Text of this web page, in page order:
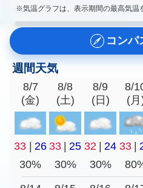
※気温グラフは、表示期間の最高気温
コンパ
週間天気
8/7
(金)
8/8
(土)
8/9
(日)
8/
(月
33 26 33 25 32 24 33
30%
30% 30%